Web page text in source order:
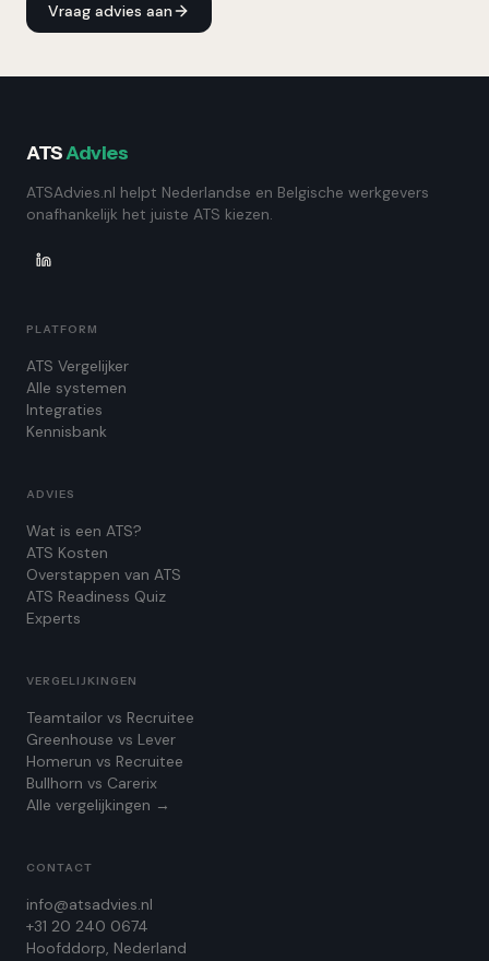
Vraag advies aan
ATSAdvies
ATSAdvies.nl helpt Nederlandse en Belgische werkgevers
onafhankelijk het juiste ATS kiezen.
PLATFORM
ATS Vergelijker
Alle systemen
Integraties
Kennisbank
ADVIES
Wat is een ATS?
ATS Kosten
Overstappen van ATS
ATS Readiness Quiz
Experts
VERGELIJKINGEN
Teamtailor vs Recruitee
Greenhouse vs Lever
Homerun vs Recruitee
Bullhorn vs Carerix
Alle vergelijkingen →
CONTACT
info@atsadvies.nl
+31 20 240 0674
Hoofddorp, Nederland